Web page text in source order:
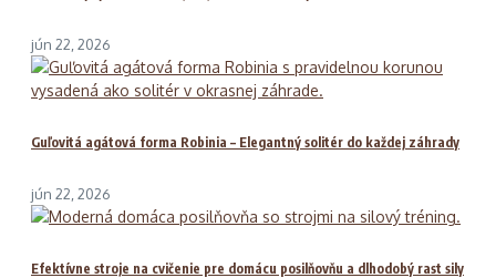
jún 22, 2026
Guľovitá agátová forma Robinia – Elegantný solitér do každej záhrady
jún 22, 2026
Efektívne stroje na cvičenie pre domácu posilňovňu a dlhodobý rast sily